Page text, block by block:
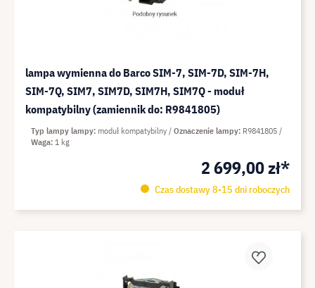
lampa wymienna do Barco SIM-7, SIM-7D, SIM-7H,
SIM-7Q, SIM7, SIM7D, SIM7H, SIM7Q - moduł
kompatybilny (zamiennik do: R9841805)
2 699,00 zł*
Czas dostawy 8-15 dni roboczych
Typ lampy lampy moduł kompatybilny Oznaczenie lampy R9841805
Waga 1 kg